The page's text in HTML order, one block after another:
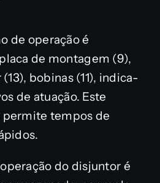
de operação é
de montagem (9),
bobinas (11), indica-
de atuação. Este
tempos de
do disjuntor é